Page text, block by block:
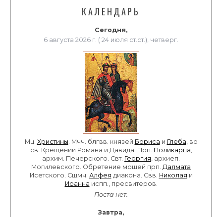
КАЛЕНДАРЬ
Сегодня,
6 августа 2026 г. ( 24 июля ст.ст.), четверг.
Мц. Христины. Мчч. блгвв. князей Бориса и Глеба, во
св. Крещении Романа и Давида. Прп. Поликарпа,
архим. Печерского. Свт. Георгия, архиеп.
Могилевского. Обретение мощей прп. Далмата
Исетского. Сщмч. Алфея диакона. Свв. Николая и
Иоанна испп., пресвитеров.
Поста нет.
Завтра,